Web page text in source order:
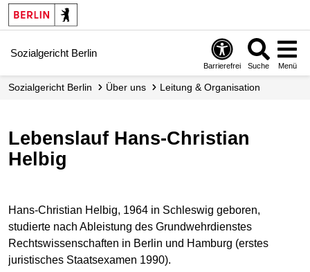
Sozialgericht Berlin
Barrierefrei Suche Menü
Sozialgericht Berlin Über uns Leitung & Organisation
Lebenslauf Hans-Christian
Helbig
Hans-Christian Helbig, 1964 in Schleswig geboren,
studierte nach Ableistung des Grundwehrdienstes
Rechtswissenschaften in Berlin und Hamburg (erstes
juristisches Staatsexamen 1990).